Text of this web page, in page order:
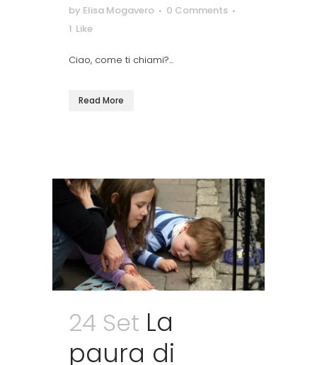
by Elisa Mogavero
0 Comments
1 Like
Ciao, come ti chiami?...
Read More
24 Set La
paura di